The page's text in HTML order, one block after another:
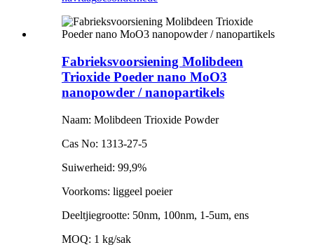
Fabrieksvoorsiening Molibdeen
Trioxide Poeder nano MoO3
nanopowder / nanopartikels
Naam: Molibdeen Trioxide Powder
Cas No: 1313-27-5
Suiwerheid: 99,9%
Voorkoms: liggeel poeier
Deeltjiegrootte: 50nm, 100nm, 1-5um, ens
MOQ: 1 kg/sak